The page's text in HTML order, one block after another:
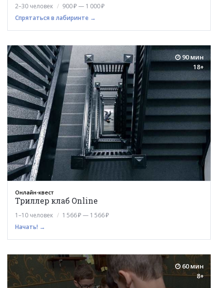
2–30 человек
900 ₽ — 1 000 ₽
Спрятаться в лабиринте →
90 мин
18+
Онлайн-квест
Триллер клаб Online
1–10 человек
1 566 ₽ — 1 566 ₽
Начать! →
60 мин
8+